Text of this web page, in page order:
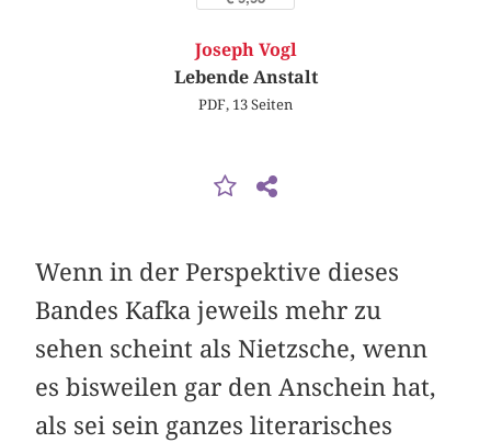
Joseph Vogl
Lebende Anstalt
PDF, 13 Seiten
Wenn in der Perspektive dieses
Bandes Kafka jeweils mehr zu
sehen scheint als Nietzsche, wenn
es bisweilen gar den Anschein hat,
als sei sein ganzes literarisches